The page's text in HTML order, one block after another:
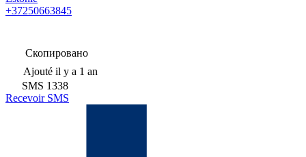
+37250663845
Скопировано
Ajouté il y a 1 an
SMS 1338
Recevoir SMS